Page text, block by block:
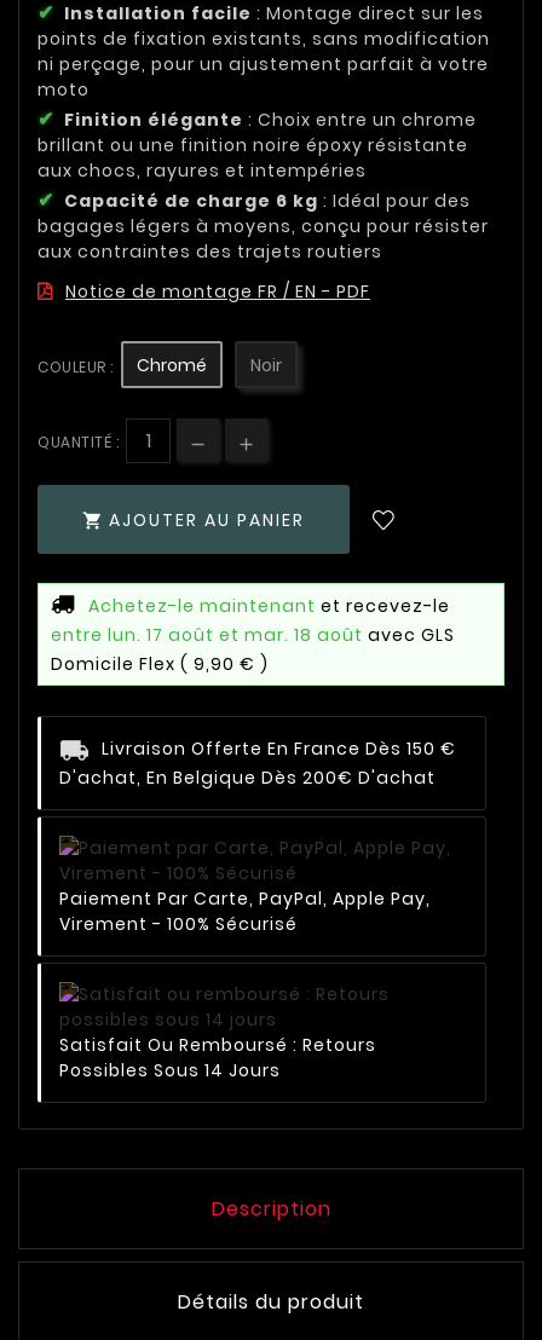
Installation facile : Montage direct sur les
points de fixation existants, sans modification
ni perçage, pour un ajustement parfait à votre
moto
Finition élégante : Choix entre un chrome
brillant ou une finition noire époxy résistante
aux chocs, rayures et intempéries
Capacité de charge 6 kg : Idéal pour des
bagages légers à moyens, conçu pour résister
aux contraintes des trajets routiers
Notice de montage FR / EN - PDF
COULEUR : Chromé Noir
QUANTITÉ :
 AJOUTER AU PANIER
Achetez-le maintenant et recevez-le
entre lun. 17 août et mar. 18 août avec GLS
Domicile Flex ( 9,90 € )
Livraison Offerte En France Dès 150 €
D'achat, En Belgique Dès 200€ D'achat
Paiement Par Carte, PayPal, Apple Pay,
Virement - 100% Sécurisé
Satisfait Ou Remboursé : Retours
Possibles Sous 14 Jours
Description
Détails du produit